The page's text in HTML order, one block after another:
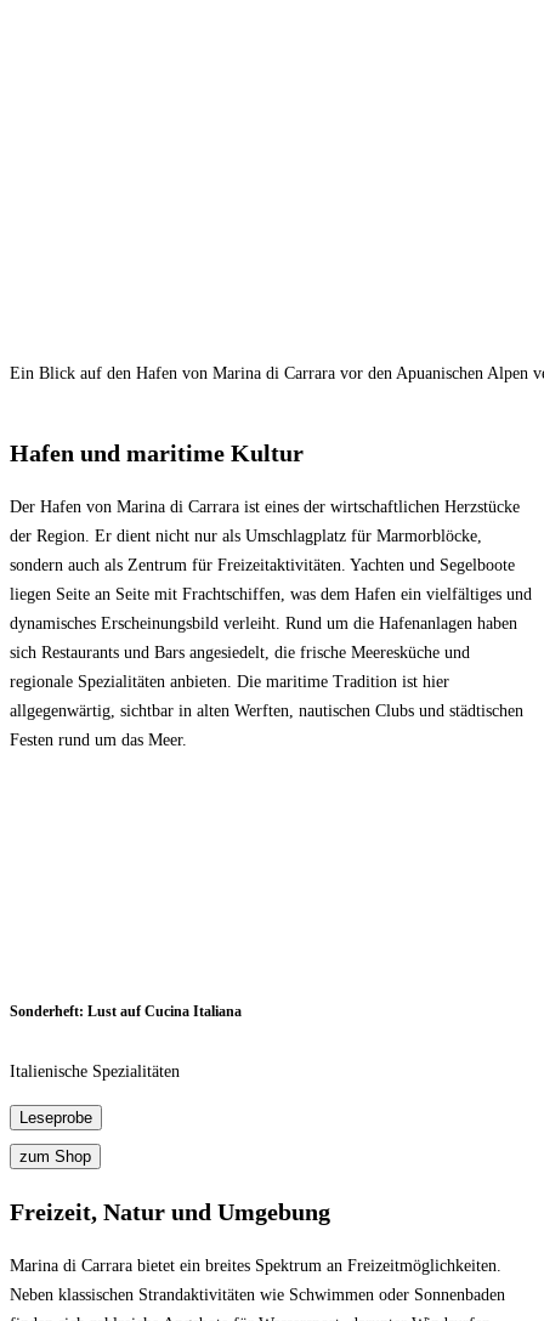
Ein Blick auf den Hafen von Marina di Carrara vor den Apuanischen Alpen
Hafen und maritime Kultur
Der Hafen von Marina di Carrara ist eines der wirtschaftlichen Herzstücke
der Region. Er dient nicht nur als Umschlagplatz für Marmorblöcke,
sondern auch als Zentrum für Freizeitaktivitäten. Yachten und Segelboote
liegen Seite an Seite mit Frachtschiffen, was dem Hafen ein vielfältiges und
dynamisches Erscheinungsbild verleiht. Rund um die Hafenanlagen haben
sich Restaurants und Bars angesiedelt, die frische Meeresküche und
regionale Spezialitäten anbieten. Die maritime Tradition ist hier
allgegenwärtig, sichtbar in alten Werften, nautischen Clubs und städtischen
Festen rund um das Meer.
Sonderheft: Lust auf Cucina Italiana
Italienische Spezialitäten
Freizeit, Natur und Umgebung
Marina di Carrara bietet ein breites Spektrum an Freizeitmöglichkeiten.
Neben klassischen Strandaktivitäten wie Schwimmen oder Sonnenbaden